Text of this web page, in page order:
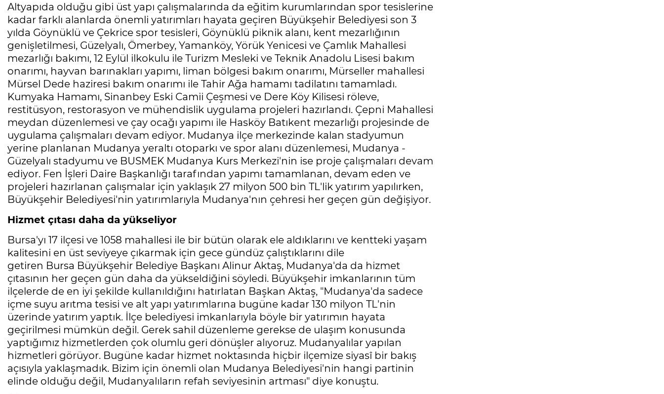
Altyapıda olduğu gibi üst yapı çalışmalarında da eğitim kurumlarından spor tesislerine
kadar farklı alanlarda önemli yatırımları hayata geçiren Büyükşehir Belediyesi son 3
yılda Göynüklü ve Çekrice spor tesisleri, Göynüklü piknik alanı, kent mezarlığının
genişletilmesi, Güzelyalı, Ömerbey, Yamanköy, Yörük Yenicesi ve Çamlık Mahallesi
mezarlığı bakımı, 12 Eylül ilkokulu ile Turizm Mesleki ve Teknik Anadolu Lisesi bakım
onarımı, hayvan barınakları yapımı, liman bölgesi bakım onarımı, Mürseller mahallesi
Mürsel Dede haziresi bakım onarımı ile Tahir Ağa hamamı tadilatını tamamladı.
Kumyaka Hamamı, Sinanbey Eski Camii Çeşmesi ve Dere Köy Kilisesi röleve,
restitüsyon, restorasyon ve mühendislik uygulama projeleri hazırlandı. Çepni Mahallesi
meydan düzenlemesi ve çay ocağı yapımı ile Hasköy Batıkent mezarlığı projesinde de
uygulama çalışmaları devam ediyor. Mudanya ilçe merkezinde kalan stadyumun
yerine planlanan Mudanya yeraltı otoparkı ve spor alanı düzenlemesi, Mudanya -
Güzelyalı stadyumu ve BUSMEK Mudanya Kurs Merkezi'nin ise proje çalışmaları devam
ediyor. Fen İşleri Daire Başkanlığı tarafından yapımı tamamlanan, devam eden ve
projeleri hazırlanan çalışmalar için yaklaşık 27 milyon 500 bin TL'lik yatırım yapılırken,
Büyükşehir Belediyesi'nin yatırımlarıyla Mudanya'nın çehresi her geçen gün değişiyor.
Hizmet çıtası daha da yükseliyor
Bursa'yı 17 ilçesi ve 1058 mahallesi ile bir bütün olarak ele aldıklarını ve kentteki yaşam
kalitesini en üst seviyeye çıkarmak için gece gündüz çalıştıklarını dile
getiren Bursa Büyükşehir Belediye Başkanı Alinur Aktaş, Mudanya'da da hizmet
çıtasının her geçen gün daha da yükseldiğini söyledi. Büyükşehir imkanlarının tüm
ilçelerde de en iyi şekilde kullanıldığını hatırlatan Başkan Aktaş, "Mudanya'da sadece
içme suyu arıtma tesisi ve alt yapı yatırımlarına bugüne kadar 130 milyon TL'nin
üzerinde yatırım yaptık. İlçe belediyesi imkanlarıyla böyle bir yatırımın hayata
geçirilmesi mümkün değil. Gerek sahil düzenleme gerekse de ulaşım konusunda
yaptığımız hizmetlerden çok olumlu geri dönüşler alıyoruz. Mudanyalılar yapılan
hizmetleri görüyor. Bugüne kadar hizmet noktasında hiçbir ilçemize siyasî bir bakış
açısıyla yaklaşmadık. Bizim için önemli olan Mudanya Belediyesi'nin hangi partinin
elinde olduğu değil, Mudanyalıların refah seviyesinin artması" diye konuştu.